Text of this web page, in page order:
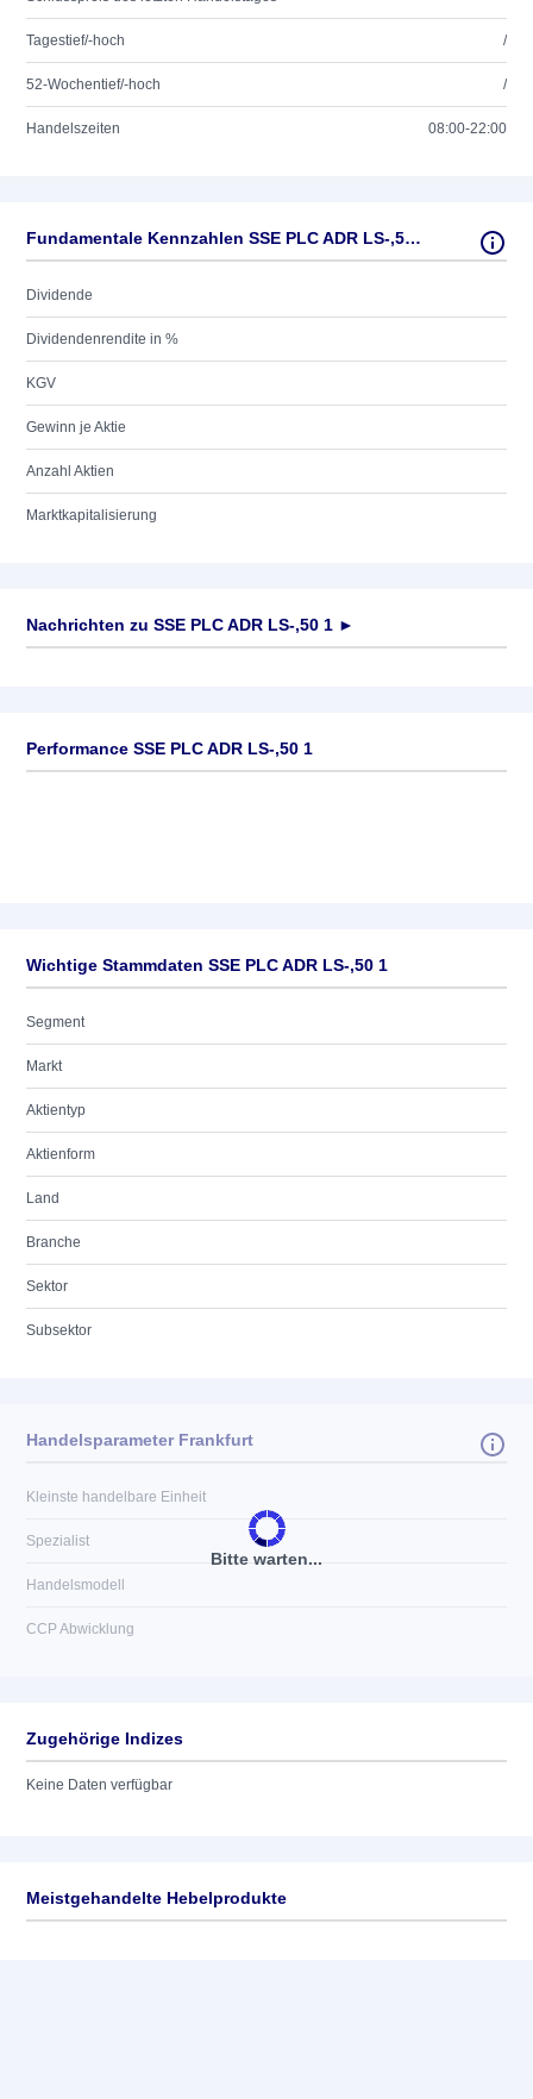
Tagestief/-hoch /
52-Wochentief/-hoch /
Handelszeiten 08:00-22:00
Fundamentale Kennzahlen SSE PLC ADR LS-,50 1
Dividende
Dividendenrendite in %
KGV
Gewinn je Aktie
Anzahl Aktien
Marktkapitalisierung
Nachrichten zu SSE PLC ADR LS-,50 1 ►
Performance SSE PLC ADR LS-,50 1
Wichtige Stammdaten SSE PLC ADR LS-,50 1
Segment
Markt
Aktientyp
Aktienform
Land
Branche
Sektor
Subsektor
Bitte warten...
Handelsparameter Frankfurt
Kleinste handelbare Einheit
Spezialist
Handelsmodell
CCP Abwicklung
Zugehörige Indizes
Keine Daten verfügbar
Meistgehandelte Hebelprodukte